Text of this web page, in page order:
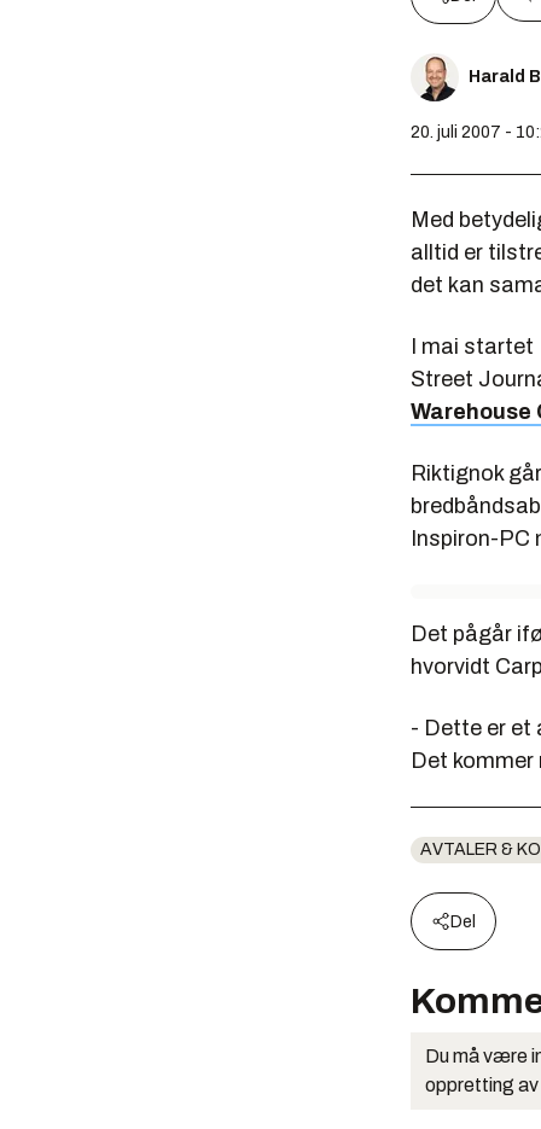
Harald
20. juli 2007 -
Med
alltid er
det kan
I mai
Street
Warehouse
Riktignok
Inspiron-
Det pågår
hvorvidt
- Dette er et
Det
AVTALER &
Del
Du må være
oppretting av